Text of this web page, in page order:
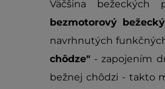
Väčšina
bezmotorový
navrhnutých
chôdze" - zapojením
bežnej chôdzi - takto